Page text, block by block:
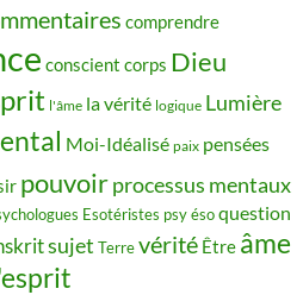
comprendre
conscient corps Dieu
l'âme la vérité logique Lumière
Moi-Idéalisé paix pensées
pouvoirprocessus mentaux
Esotéristes psy ésoquestion
sujet Terrevérité Être âme